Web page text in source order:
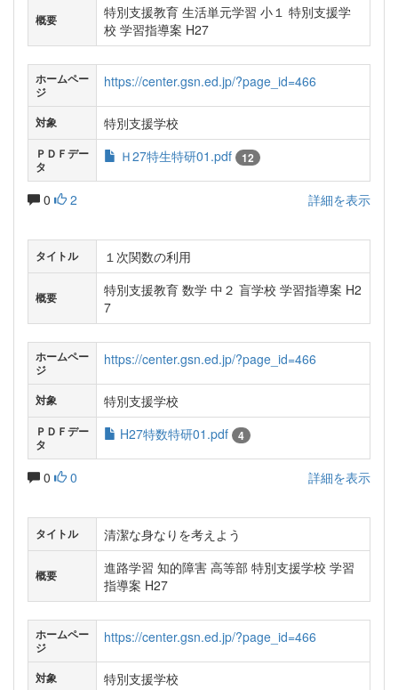
概要
特別支援教育 生活単元学習 小１ 特別支援学
校 学習指導案 H27
ホームペー
ジ
https://center.gsn.ed.jp/?page_id=466
対象 特別支援学校
ＰＤＦデー
タ
Ｈ27特生特研01.pdf 12
0 2 詳細を表示
タイトル １次関数の利用
概要
特別支援教育 数学 中２ 盲学校 学習指導案 H2
7
ホームペー
ジ
https://center.gsn.ed.jp/?page_id=466
対象 特別支援学校
ＰＤＦデー
タ
H27特数特研01.pdf 4
0 0 詳細を表示
タイトル 清潔な身なりを考えよう
概要
進路学習 知的障害 高等部 特別支援学校 学習
指導案 H27
ホームペー
ジ
https://center.gsn.ed.jp/?page_id=466
対象 特別支援学校